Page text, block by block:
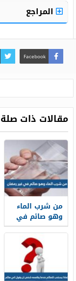
المراجع
Facebook
مقالات ذات صلة
من شرب الماء
وهو صائم في
غير رمضان